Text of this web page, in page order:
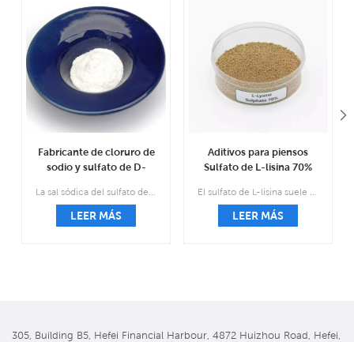
Fabricante de cloruro de
sodio y sulfato de D-
05-7
LEER MÁS
Aditivos para piensos
Sulfato de L-lisina 70%
CAS 60343-69-3
LEER MÁS
305, Building B5, Hefei Financial Harbour, 4872 Huizhou Road, Hefei,